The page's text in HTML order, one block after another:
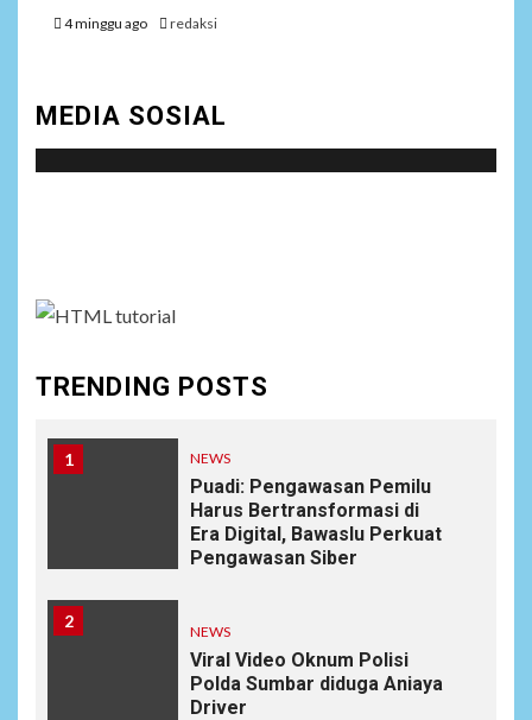
4 minggu ago redaksi
MEDIA SOSIAL
TRENDING POSTS
1 NEWS
Puadi: Pengawasan Pemilu
Harus Bertransformasi di
Era Digital, Bawaslu Perkuat
Pengawasan Siber
2
NEWS
Viral Video Oknum Polisi
Polda Sumbar diduga Aniaya
Driver